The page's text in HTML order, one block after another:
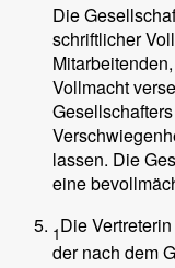
Die
schriftlicher
Vollmacht
lassen. Die
eine
1Die
der nach dem